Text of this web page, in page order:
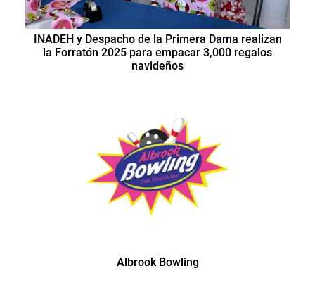
INADEH y Despacho de la Primera Dama realizan
la Forratón 2025 para empacar 3,000 regalos
navideños
Albrook Bowling